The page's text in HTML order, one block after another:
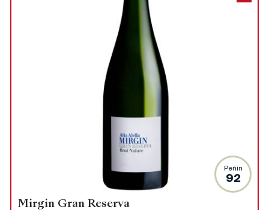
Peñin
92
Mirgin Gran Reserva